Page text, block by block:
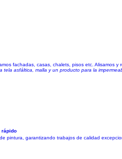
fachadas, casas, chalets, pisos etc. Alisamos y
asfáltica, malla y un producto para la
rápido
pintura, garantizando trabajos de calidad